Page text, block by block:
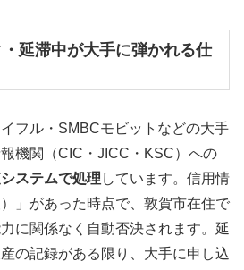
延滞中が大手に弾かれる仕
フル・SMBCモビットなどの大手
機関（CIC・JICC・KSC）への
ステムで処理 しています。信用情
」があった時点で、敦賀市在住で
に関係なく自動否決されます。延
の記録がある限り、大手に申し込